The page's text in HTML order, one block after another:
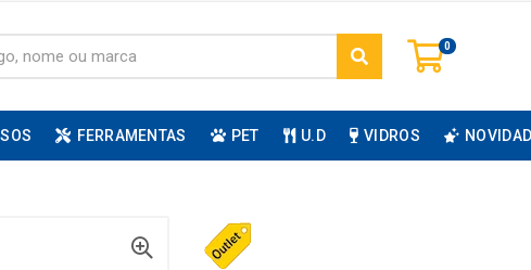
0
FERRAMENTAS PET U.D VIDROS